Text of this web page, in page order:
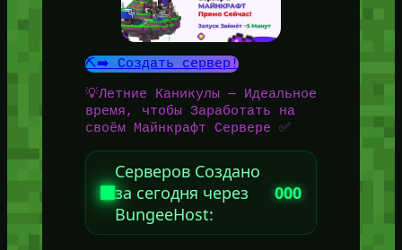
⛏️➡️ Создать сервер!
💡Летние Каникулы — Идеальное
время, чтобы Заработать на
своём Майнкрафт Сервере ✅
Серверов Создано
за сегодня через
BungeeHost:
000